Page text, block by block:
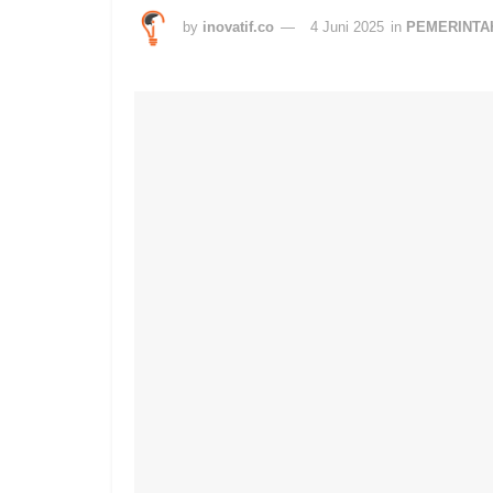
by inovatif.co 4 Juni 2025 in